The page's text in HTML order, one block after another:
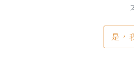
是，